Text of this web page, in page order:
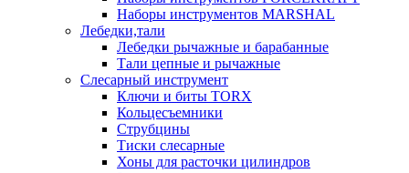
Наборы инструментов MARSHAL
Лебедки,тали
Лебедки рычажные и барабанные
Тали цепные и рычажные
Слесарный инструмент
Ключи и биты TORX
Кольцесъемники
Струбцины
Тиски слесарные
Хоны для расточки цилиндров